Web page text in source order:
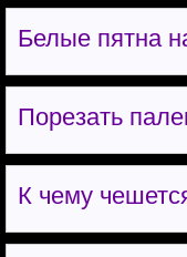
Белые пятна
Порезать
К чему